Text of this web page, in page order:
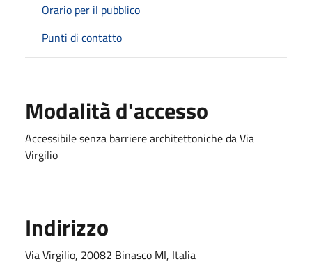
Orario per il pubblico
Punti di contatto
Modalità d'accesso
Accessibile senza barriere architettoniche da Via
Virgilio
Indirizzo
Via Virgilio, 20082 Binasco MI, Italia